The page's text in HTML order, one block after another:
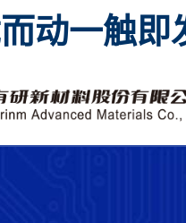
动一触即